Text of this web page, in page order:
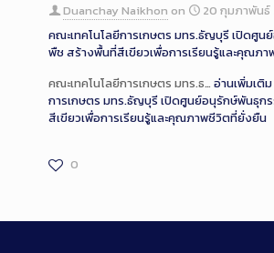
Duanchay Naikhon on
20 กุมภาพันธ์
คณะเทคโนโลยีการเกษตร มทร.ธัญบุรี เปิดศู
พืช สร้างพื้นที่สีเขียวเพื่อการเรียนรู้และคุณภ
คณะเทคโนโลยีการเกษตร มทร.ธ… อ่านเพิ่มเติม
การเกษตร มทร.ธัญบุรี เปิดศูนย์อนุรักษ์พันธุก
สีเขียวเพื่อการเรียนรู้และคุณภาพชีวิตที่ยั่งยืน
0